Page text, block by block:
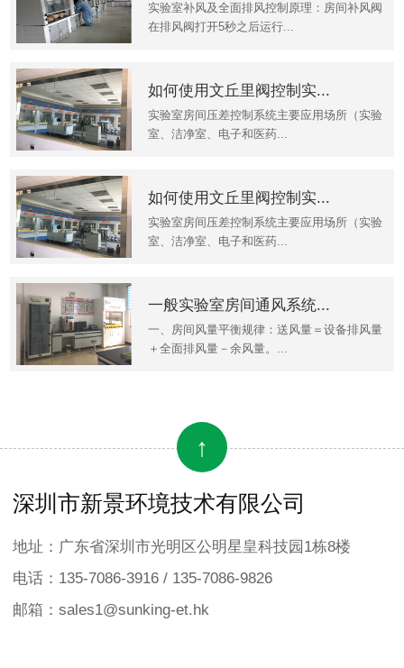
实验室补风及全面排风控制原理：房间补风阀
在排风阀打开5秒之后运行...
如何使用文丘里阀控制实...
实验室房间压差控制系统主要应用场所（实验
室、洁净室、电子和医药...
如何使用文丘里阀控制实...
实验室房间压差控制系统主要应用场所（实验
室、洁净室、电子和医药...
一般实验室房间通风系统...
一、房间风量平衡规律：送风量＝设备排风量
＋全面排风量－余风量。...
↑
深圳市新景环境技术有限公司
地址：广东省深圳市光明区公明星皇科技园1栋8楼
电话：135-7086-3916 / 135-7086-9826
邮箱：sales1@sunking-et.hk